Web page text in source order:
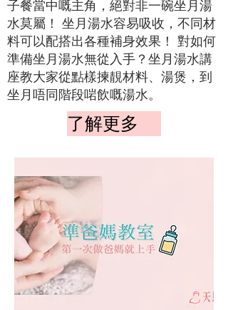
子餐當中嘅主角，絕對非一碗坐月湯
水莫屬！ 坐月湯水容易吸收，不同材
料可以配搭出各種補身效果！ 對如何
準備坐月湯水無從入手？坐月湯水講
座教大家從點樣揀靚材料、湯煲，到
坐月唔同階段啱飲嘅湯水。
了解更多